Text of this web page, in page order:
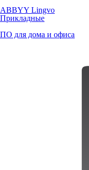
ABBYY Lingvo
Прикладные
ПО для дома и офиса